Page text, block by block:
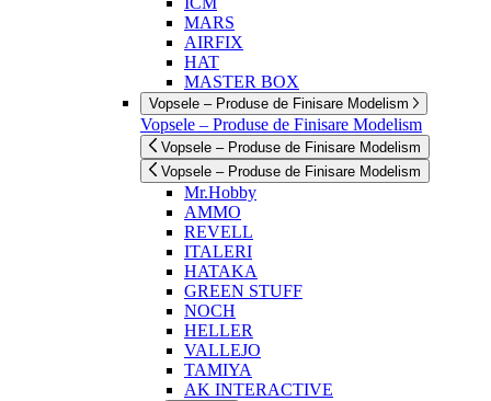
MARS
AIRFIX
HAT
MASTER BOX
Vopsele – Produse de Finisare Modelism
Vopsele – Produse de Finisare Modelism
Vopsele – Produse de Finisare Modelism
Vopsele – Produse de Finisare Modelism
Mr.Hobby
AMMO
REVELL
ITALERI
HATAKA
GREEN STUFF
NOCH
HELLER
VALLEJO
TAMIYA
AK INTERACTIVE